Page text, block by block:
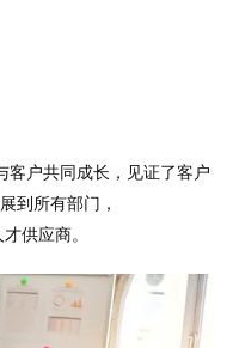
客户共同成长，见证了客户
到所有部门，
供应商。